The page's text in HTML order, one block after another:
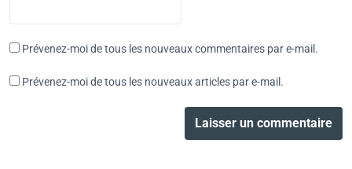
Prévenez-moi de tous les nouveaux commentaires par e-mail.
Prévenez-moi de tous les nouveaux articles par e-mail.